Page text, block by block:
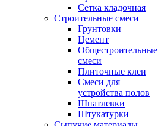
Сетка кладочная
Строительные смеси
Грунтовки
Цемент
Общестроительные
смеси
Плиточные клеи
Смеси для
устройства полов
Шпатлевки
Штукатурки